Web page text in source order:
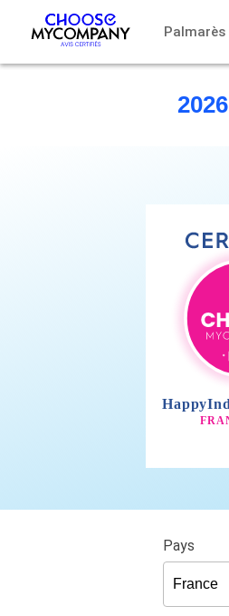
Palmarès
2026
Pays